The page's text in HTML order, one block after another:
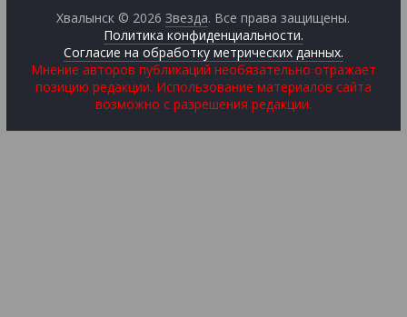
Хвалынск © 2026Звезда. Все права защищены.
Политика конфиденциальности.
Согласие на обработку метрических данных.
Мнение авторов публикаций необязательно отражает
позицию редакции. Использование материалов сайта
возможно с разрешения редакции.